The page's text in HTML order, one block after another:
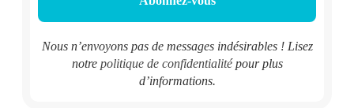
Nous n’envoyons pas de messages indésirables ! Lisez
notre politique de confidentialitépour plus
d’informations.